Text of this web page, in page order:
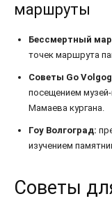
маршруты
Бессмертный
точек маршрута
Советы Go
посещением
Мамаева кургана.
Гоу Волгоград:
изучением
Советы